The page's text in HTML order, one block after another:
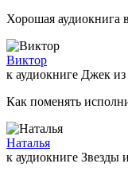
Хорошая аудиокнига
Виктор
к аудиокниге Джек
Как поменять
Наталья
к аудиокниге Звезды